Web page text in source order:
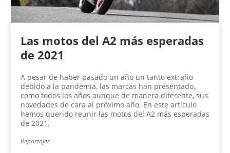
Las motos del A2 más esperadas
de 2021
A pesar de haber pasado un año un tanto extraño
debido a la pandemia, las marcas han presentado,
como todos los años aunque de manera diferente, sus
novedades de cara al próximo año. En este artículo
hemos querido reunir las motos del A2 más esperadas
de 2021.
Reportajes